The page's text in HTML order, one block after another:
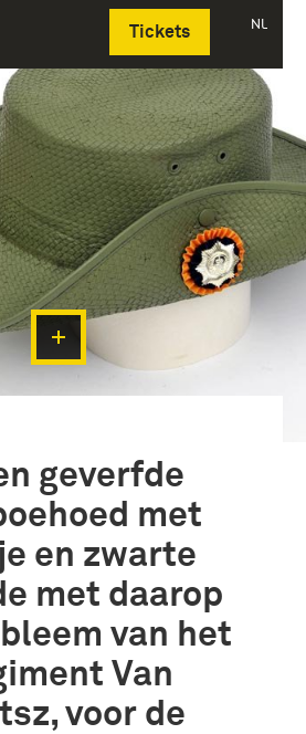
Tickets NL
Deutsch
geverfde
met
en zwarte
met daarop
van het
Van
voor de